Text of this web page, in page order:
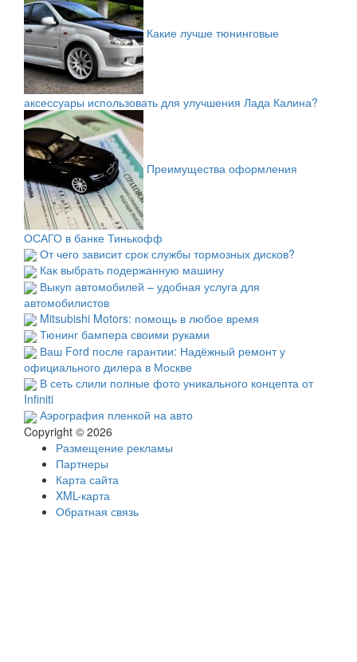
Какие лучше тюнинговые
аксессуары использовать для улучшения Лада Калина?
Преимущества оформления
ОСАГО в банке Тинькофф
От чего зависит срок службы тормозных дисков?
Как выбрать подержанную машину
Выкуп автомобилей – удобная услуга для
автомобилистов
Mitsubishi Motors: помощь в любое время
Тюнинг бампера своими руками
Ваш Ford после гарантии: Надёжный ремонт у
официального дилера в Москве
В сеть слили полные фото уникального концепта от
Infiniti
Аэрография пленкой на авто
Copyright © 2026
Размещение рекламы
Партнеры
Карта сайта
XML-карта
Обратная связь